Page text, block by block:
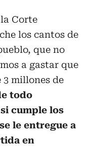
Corte
los cantos de
que no
a gastar que
millones de
todo
cumple los
le entregue a
en